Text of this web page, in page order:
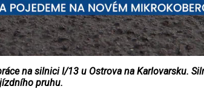
na silnici I/13 u Ostrova na Karlovarsku.
pruhu.